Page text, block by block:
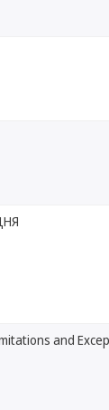
and